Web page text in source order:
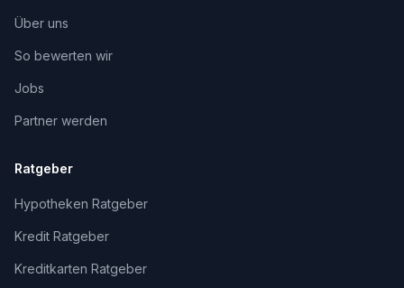
Über uns
So bewerten wir
Jobs
Partner werden
Ratgeber
Hypotheken Ratgeber
Kredit Ratgeber
Kreditkarten Ratgeber